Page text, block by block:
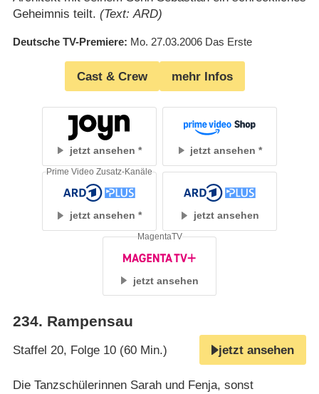
Geheimnis teilt. (Text: ARD)
Deutsche TV-Premiere Mo. 27.03.2006 Das Erste
Cast & Crew mehr Infos
jetzt ansehen jetzt ansehen
jetzt ansehen
Prime Video Zusatz-Kanäle
jetzt ansehen
jetzt ansehen
MagentaTV
234. Rampensau
Staffel 20, Folge 10 (60 Min.) jetzt ansehen
Die Tanzschülerinnen Sarah und Fenja, sonst